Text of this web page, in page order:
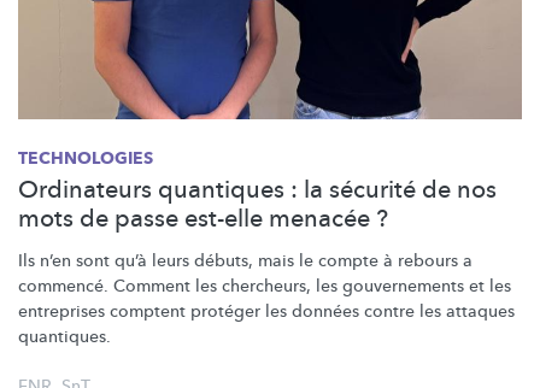
TECHNOLOGIES
Ordinateurs quantiques : la sécurité de nos
mots de passe est-elle menacée ?
Ils n’en sont qu’à leurs débuts, mais le compte à rebours a
commencé. Comment les chercheurs, les gouvernements et les
entreprises comptent protéger les données contre les attaques
quantiques.